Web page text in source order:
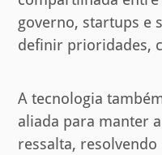
governo, startups e
definir prioridades,
A tecnologia
aliada para manter
ressalta,